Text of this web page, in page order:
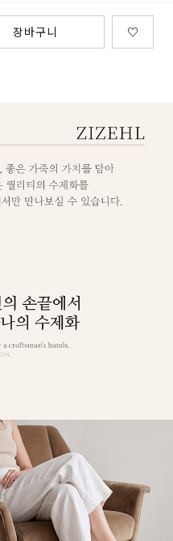
장바구니 ♡